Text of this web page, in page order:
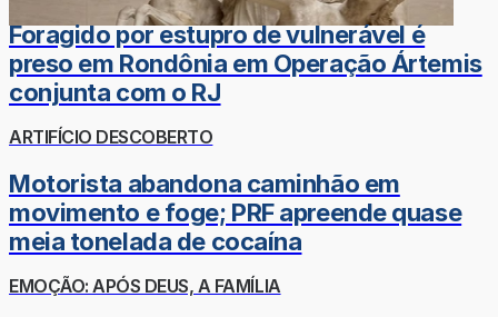
Foragido por estupro de vulnerável é
preso em Rondônia em Operação Ártemis
conjunta com o RJ
ARTIFÍCIO DESCOBERTO
Motorista abandona caminhão em
movimento e foge; PRF apreende quase
meia tonelada de cocaína
EMOÇÃO: APÓS DEUS, A FAMÍLIA